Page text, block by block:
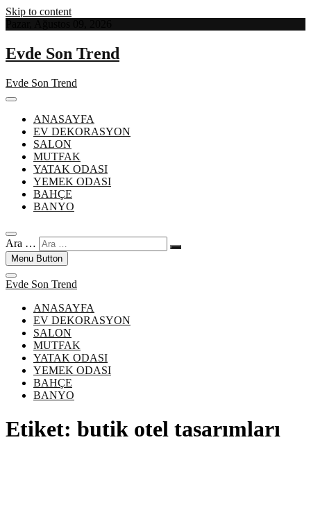
Skip to content
Evde Son Trend
Evde Son Trend
ANASAYFA
EV DEKORASYON
SALON
MUTFAK
YATAK ODASI
YEMEK ODASI
BAHÇE
BANYO
Ara …
Menu Button
Evde Son Trend
ANASAYFA
EV DEKORASYON
SALON
MUTFAK
YATAK ODASI
YEMEK ODASI
BAHÇE
BANYO
Etiket: butik otel tasarımları